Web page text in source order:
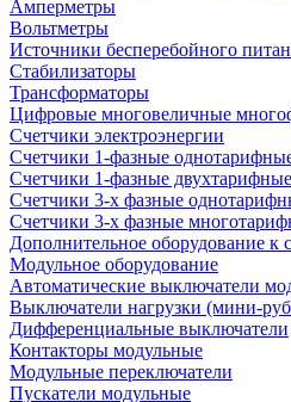
Амперметры
Вольтметры
Источники бесперебойного
Стабилизаторы
Трансформаторы
Цифровые многовеличные
Счетчики электроэнергии
Счетчики 1-фазные
Счетчики 1-фазные двухтарифные
Счетчики 3-х фазные
Счетчики 3-х фазные
Дополнительное оборудование к
Модульное оборудование
Автоматические выключатели
Выключатели нагрузки (мини-
Дифференциальные выключатели
Контакторы модульные
Модульные переключатели
Пускатели модульные